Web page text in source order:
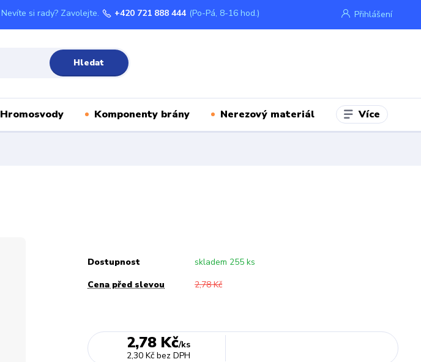
Přihlášení
Hledat
Nevíte si rady? Zavolejte. +420 721 888 444 (Po-Pá, 8-16 hod.)
Hromosvody Komponenty brány Nerezový materiál Více
Dostupnost
skladem 255 ks
Cena před slevou
2,78 Kč
2,78 Kč/ks
2,30 Kč bez DPH